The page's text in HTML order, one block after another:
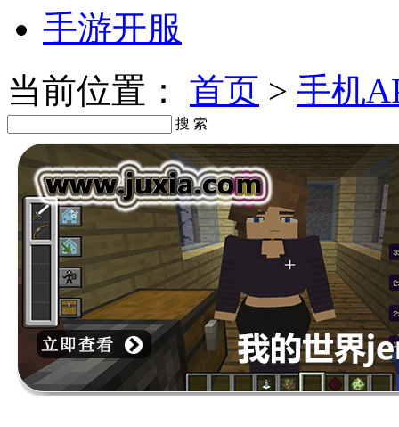
手游开服
当前位置： 首页 > 手机
搜 索